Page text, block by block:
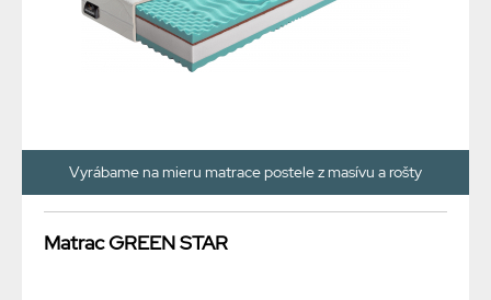
Vyrábame na mieru matrace postele z masívu a rošty
Matrac GREEN STAR